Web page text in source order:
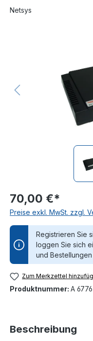
Netsys
70,00 €*
Preise exkl. MwSt. zzgl.
Registrieren Sie
loggen Sie sich
und
Zum Merkzettel
Produktnummer: A 6776
Beschreibung